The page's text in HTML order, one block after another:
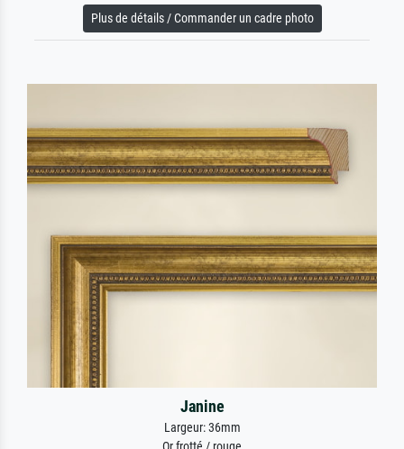
Plus de détails / Commander un cadre photo
Janine
Largeur: 36mm